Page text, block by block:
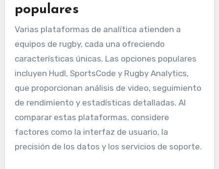
populares
Varias plataformas de analítica atienden a
equipos de rugby, cada una ofreciendo
características únicas. Las opciones populares
incluyen Hudl, SportsCode y Rugby Analytics,
que proporcionan análisis de video, seguimiento
de rendimiento y estadísticas detalladas. Al
comparar estas plataformas, considere
factores como la interfaz de usuario, la
precisión de los datos y los servicios de soporte.